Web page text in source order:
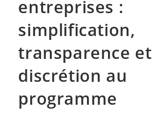
entreprises :
simplification,
transparence et
discrétion au
programme